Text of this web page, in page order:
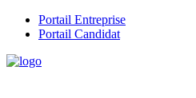
Portail Entreprise
Portail Candidat